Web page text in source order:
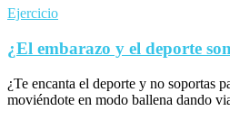
Ejercicio
¿El embarazo y el deporte
¿Te encanta el deporte y no soportas
moviéndote en modo ballena dando